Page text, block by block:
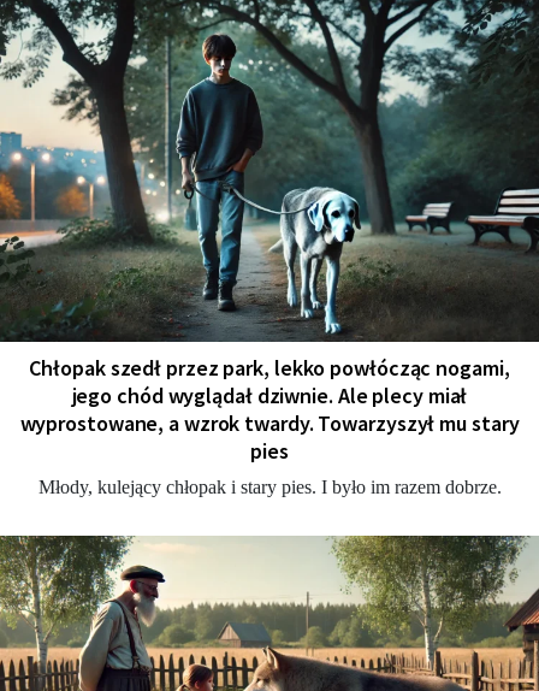
Chłopak szedł przez park, lekko powłócząc nogami,
jego chód wyglądał dziwnie. Ale plecy miał
wyprostowane, a wzrok twardy. Towarzyszył mu stary
pies
Młody, kulejący chłopak i stary pies. I było im razem dobrze.